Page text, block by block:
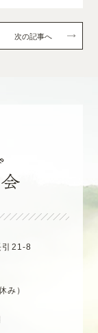
次の記事へ
引21-8
み）